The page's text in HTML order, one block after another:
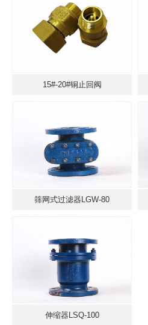
15#-20#铜止回阀
筛网式过滤器LGW-80
伸缩器LSQ-100